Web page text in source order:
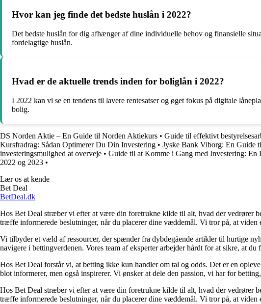
Hvor kan jeg finde det bedste huslån i 2022?
Det bedste huslån for dig afhænger af dine individuelle behov og finansielle
fordelagtige huslån.
Hvad er de aktuelle trends inden for boliglån i 2022?
I 2022 kan vi se en tendens til lavere rentesatser og øget fokus på digitale
bolig.
DS Norden Aktie – En Guide til Norden Aktiekurs • Guide til effektivt
Kursfradrag: Sådan Optimerer Du Din Investering • Jyske Bank Viborg: En Guide
investeringsmulighed at overveje • Guide til at Komme i Gang med Investering: En
2022 og 2023 •
Lær os at kende
Bet Deal
BetDeal.dk
Hos Bet Deal stræber vi efter at være din foretrukne kilde til alt, hvad der vedrører
træffe informerede beslutninger, når du placerer dine væddemål. Vi tror på, at
Vi tilbyder et væld af ressourcer, der spænder fra dybdegående artikler til hurtige
navigere i bettingverdenen. Vores team af eksperter arbejder hårdt for at sikre, at du
Hos Bet Deal forstår vi, at betting ikke kun handler om tal og odds. Det er en
blot informerer, men også inspirerer. Vi ønsker at dele den passion, vi har for
Hos Bet Deal stræber vi efter at være din foretrukne kilde til alt, hvad der vedrører
træffe informerede beslutninger, når du placerer dine væddemål. Vi tror på, at